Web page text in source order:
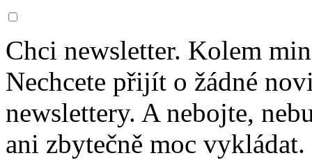
Chci newsletter. Kolem
Nechcete přijít o žádné
newslettery. A nebojte,
ani zbytečně moc vykládat.